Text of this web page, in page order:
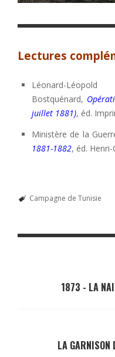
Lectures
Léonard-
Bostquénard,
juillet 1881), éd.
Ministère de la
1881-1882, éd.
Campagne de Tunisie
1873 - LA
LA